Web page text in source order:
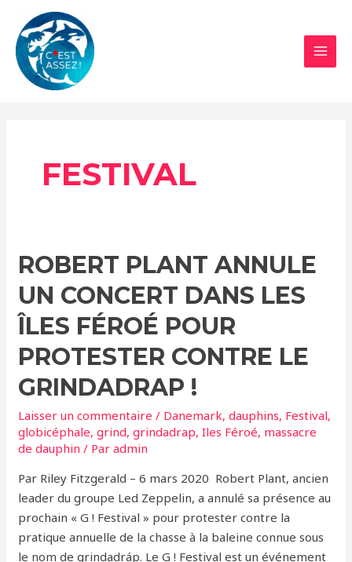
contenu
FESTIVAL
ROBERT PLANT ANNULE
UN CONCERT DANS LES
ÎLES FÉROÉ POUR
PROTESTER CONTRE LE
GRINDADRAP !
Laisser un commentaire / Danemark,dauphins, Festival,
globicéphale,grind,grindadrap,Iles Féroé, massacre
de dauphin / Paradmin
Par Riley Fitzgerald – 6 mars 2020 Robert Plant, ancien
leader du groupe Led Zeppelin, a annulé sa présence au
prochain « G ! Festival » pour protester contre la
pratique annuelle de la chasse à la baleine connue sous
le nom de grindadráp. Le G ! Festival est un événement